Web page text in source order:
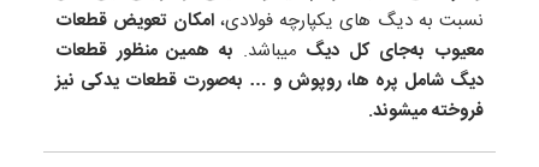
نسبت به دیگ های یکپارچه فولادی،امکان تعویض قطعات
معیوب به‌جای کل دیگ میباشد. به همین منظور قطعات
دیگ شامل پره ها، روپوش و … به‌صورت قطعات یدکی نیز
فروخته میشوند.